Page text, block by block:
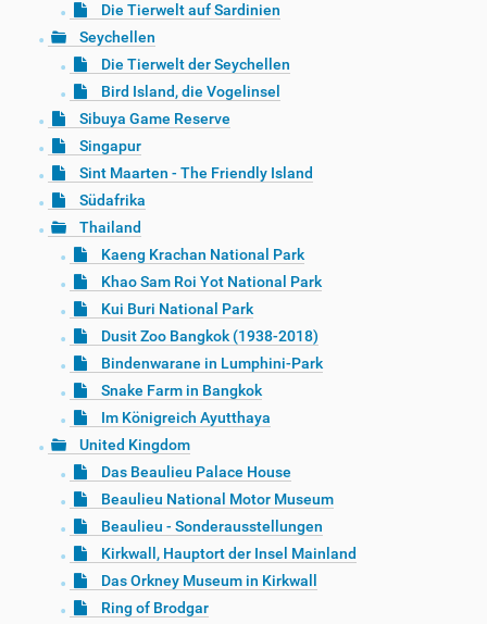
Die Tierwelt auf Sardinien
Seychellen
Die Tierwelt der Seychellen
Bird Island, die Vogelinsel
Sibuya Game Reserve
Singapur
Sint Maarten - The Friendly Island
Südafrika
Thailand
Kaeng Krachan National Park
Khao Sam Roi Yot National Park
Kui Buri National Park
Dusit Zoo Bangkok (1938-2018)
Bindenwarane in Lumphini-Park
Snake Farm in Bangkok
Im Königreich Ayutthaya
United Kingdom
Das Beaulieu Palace House
Beaulieu National Motor Museum
Beaulieu - Sonderausstellungen
Kirkwall, Hauptort der Insel Mainland
Das Orkney Museum in Kirkwall
Ring of Brodgar